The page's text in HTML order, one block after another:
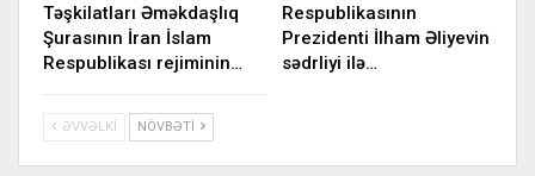
Təşkilatları Əməkdaşlıq
Şurasının İran İslam
Respublikası rejiminin…
Respublikasının
Prezidenti İlham Əliyevin
sədrliyi ilə…
ƏVVƏLKI NÖVBƏTI